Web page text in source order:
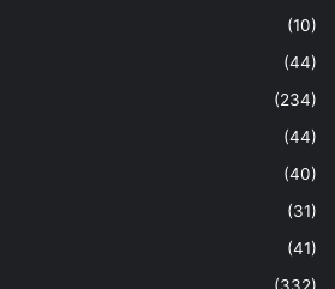
(10)
(44)
(234)
(44)
(40)
(31)
(41)